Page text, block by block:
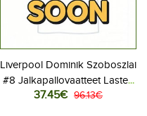
Liverpool Dominik Szoboszlai
#8 Jalkapallovaatteet Lasten
Kolmas peliasu 2026-27
37.45€ 96.13€